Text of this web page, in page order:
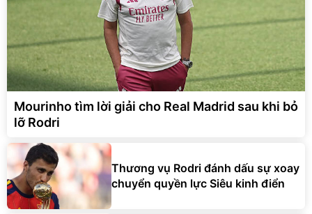
Mourinho tìm lời giải cho Real Madrid sau khi bỏ
lỡ Rodri
Thương vụ Rodri đánh dấu sự xoay
chuyển quyền lực Siêu kinh điển